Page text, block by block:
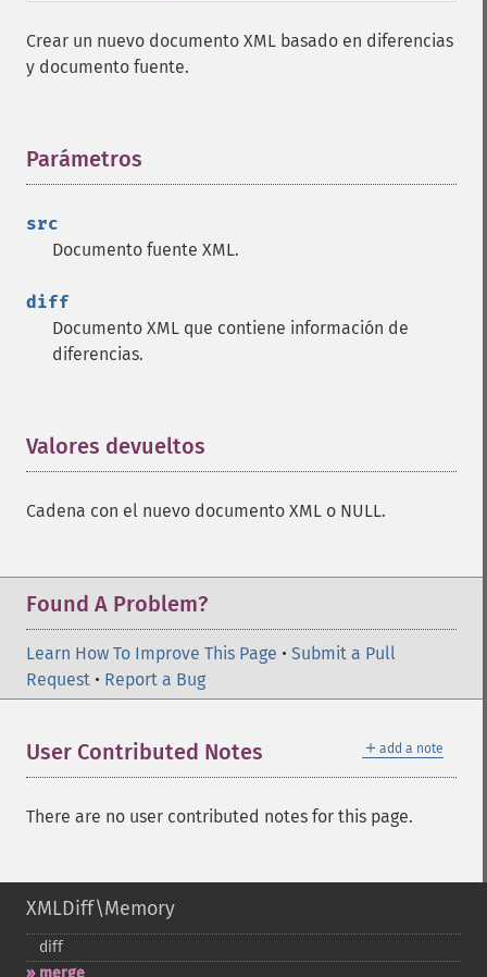
Crear un nuevo documento XML basado en diferencias
y documento fuente.
Parámetros
src
Documento fuente XML.
diff
Documento XML que contiene información de
diferencias.
Valores devueltos
Cadena con el nuevo documento XML o NULL.
Found A Problem?
Learn How To Improve This Page • Submit a Pull
Request • Report a Bug
＋ add a note
User Contributed Notes
There are no user contributed notes for this page.
XMLDiff\Memory
diff
merge